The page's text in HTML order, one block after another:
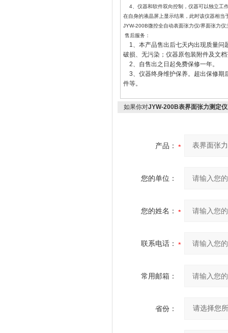
4、仪器和软件双向控制，仪器可以独立工
在自身的液晶屏上显示结果，此时该仪器相当
JYW-200B微控全自动表面张力仪/界面张力
售后服务：
1、本产品售出后七天内出现质量问
破损、无污染；仪器原包装附件及文
2、自售出之日起免费保修一年。
3、仪器终身维护保养。超出保修期
件等。
如果你对JYW-200B表界面张力测定仪
产品：
您的单位：
您的姓名：
联系电话：
常用邮箱：
省份：